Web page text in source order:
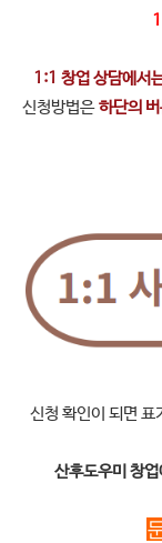
1:1 창업 상담에서
신청방법은하단의
신청 확인이 되면 표
산후도우미 창